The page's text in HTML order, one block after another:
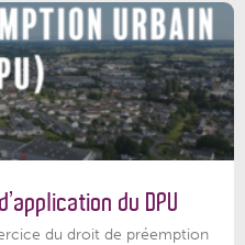
du DPU
du droit de préemption